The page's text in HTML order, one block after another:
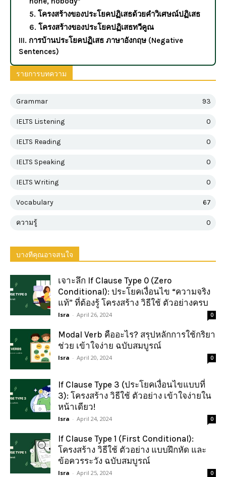
5. โครงสร้างของประโยคปฏิเสธด้วยคำวิเศษณ์ปฏิเสธ
6. โครงสร้างของประโยคปฏิเสธทวีคูณ
III. การบ้านประโยคปฏิเสธ ภาษาอังกฤษ (Negative
Sentences)
รายการบทความ
Grammar 93
IELTS Listening 0
IELTS Reading 0
IELTS Speaking 0
IELTS Writing 0
Vocabulary 67
ความรู้ 0
บางทีคุณอาจสนใจ
เจาะลึก If Clause Type 0 (Zero
Conditional): ประโยคเงื่อนไข “ความจริง
แท้” ที่ต้องรู้ โครงสร้าง วิธีใช้ ตัวอย่างครบ
Isra - April 26, 2024 0
Modal Verb คืออะไร? สรุปหลักการใช้กริยา
ช่วย เข้าใจง่าย ฉบับสมบูรณ์
Isra - April 20, 2024 0
If Clause Type 3 (ประโยคเงื่อนไขแบบที่
3): โครงสร้าง วิธีใช้ ตัวอย่าง เข้าใจง่ายใน
หน้าเดียว!
Isra - April 24, 2024 0
If Clause Type 1 (First Conditional):
โครงสร้าง วิธีใช้ ตัวอย่าง แบบฝึกหัด และ
ข้อควรระวัง ฉบับสมบูรณ์
Isra - April 25, 2024 0